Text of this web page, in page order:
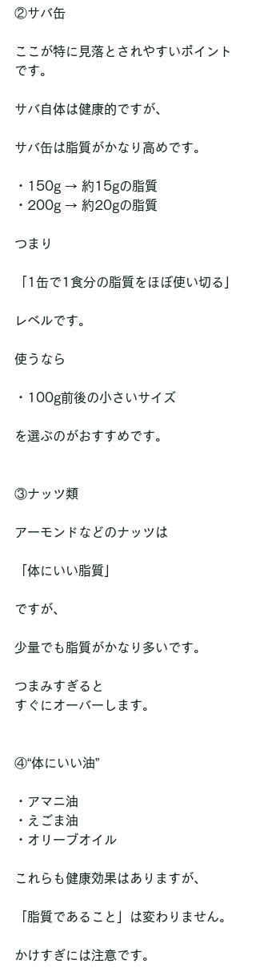
②サバ缶
ここが特に見落とされやすいポイント
です。
サバ自体は健康的ですが、
サバ缶は脂質がかなり高めです。
・150g → 約15gの脂質
・200g → 約20gの脂質
つまり
「1缶で1食分の脂質をほぼ使い切る」
レベルです。
使うなら
・100g前後の小さいサイズ
を選ぶのがおすすめです。
③ナッツ類
アーモンドなどのナッツは
「体にいい脂質」
ですが、
少量でも脂質がかなり多いです。
つまみすぎると
すぐにオーバーします。
④“体にいい油”
・アマニ油
・えごま油
・オリーブオイル
これらも健康効果はありますが、
「脂質であること」は変わりません。
かけすぎには注意です。